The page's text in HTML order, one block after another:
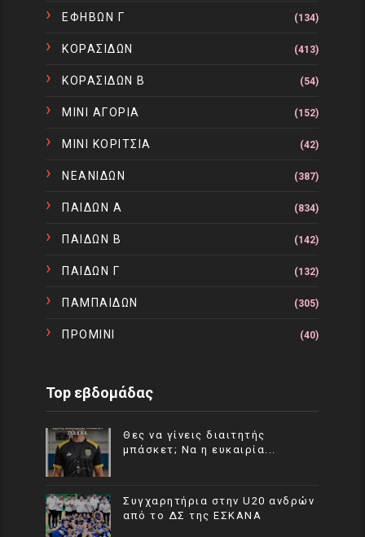
ΕΦΗΒΩΝ Γ (134)
ΚΟΡΑΣΙΔΩΝ (413)
ΚΟΡΑΣΙΔΩΝ Β (54)
ΜΙΝΙ ΑΓΟΡΙΑ (152)
ΜΙΝΙ ΚΟΡΙΤΣΙΑ (42)
ΝΕΑΝΙΔΩΝ (387)
ΠΑΙΔΩΝ Α (834)
ΠΑΙΔΩΝ Β (142)
ΠΑΙΔΩΝ Γ (132)
ΠΑΜΠΑΙΔΩΝ (305)
ΠΡΟΜΙΝΙ (40)
Top εβδομάδας
Θες να γίνεις διαιτητής
μπάσκετ; Να η ευκαιρία...
Συγχαρητήρια στην U20 ανδρών
από το ΔΣ της ΕΣΚΑΝΑ